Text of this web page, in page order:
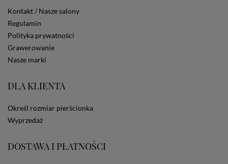
Zautomatyzowane podejmowanie decyzji
Na stronie Sklepu są wykorzystywane pliki cookies.
Stosowane są one w celach zapewnienia maksymalnej
wygody wszystkich użytkowników (w tym Kupujących)
przy korzystaniu ze Sklepu (zapamiętywanie
preferencji i ustawień na stronie, zbieranie
anonimowych danych dla celów reklamowych i
portale społecznościowe, np. Facebook). Korzystanie
dotyczących cookies oznacza, że będą one
zamieszczane w urządzeniu końcowym każdego
użytkownika. Jeżeli użytkownik nie wyraża zgody na
ustawienia swojej przeglądarki.
informacji o plikach cookies.
Kontakt / Nasze salony
Regulamin
Polityka prywatności
Grawerowanie
Nasze marki
DLA KLIENTA
Określ rozmiar pierścionka
Wyprzedaż
DOSTAWA I PŁATNOŚCI